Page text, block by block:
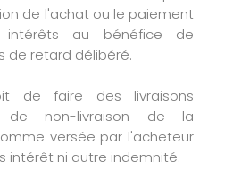
de l'achat ou le paiement
au bénéfice de
de retard délibéré.
de faire des livraisons
de non-livraison de la
versée par l'acheteur
intérêt ni autre indemnité.